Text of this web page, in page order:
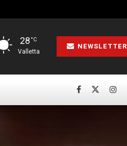
28°C
Valletta
NEWSLETTER